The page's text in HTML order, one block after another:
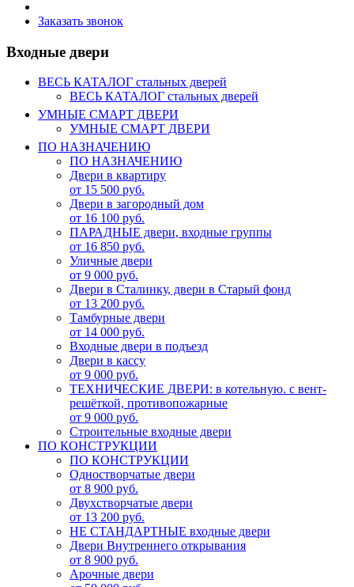
Заказать звонок
Входные двери
ВЕСЬ КАТАЛОГ стальных дверей
ВЕСЬ КАТАЛОГ стальных дверей
УМНЫЕ СМАРТ ДВЕРИ
УМНЫЕ СМАРТ ДВЕРИ
ПО НАЗНАЧЕНИЮ
ПО НАЗНАЧЕНИЮ
Двери в квартиру
от 15 500 руб.
Двери в загородный дом
от 16 100 руб.
ПАРАДНЫЕ двери, входные группы
от 16 850 руб.
Уличные двери
от 9 000 руб.
Двери в Сталинку, двери в Старый фонд
от 13 200 руб.
Тамбурные двери
от 14 000 руб.
Входные двери в подъезд
Двери в кассу
от 9 000 руб.
ТЕХНИЧЕСКИЕ ДВЕРИ: в котельную. с вент-
решёткой, противопожарные
от 9 000 руб.
Строительные входные двери
ПО КОНСТРУКЦИИ
ПО КОНСТРУКЦИИ
Одностворчатые двери
от 8 900 руб.
Двухстворчатые двери
от 13 200 руб.
НЕ СТАНДАРТНЫЕ входные двери
Двери Внутреннего открывания
от 8 900 руб.
Арочные двери